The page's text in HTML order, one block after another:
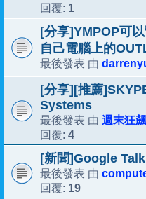
回覆: 1
[分享]YMPOP可
自己電腦上的
最後發表 由
[分享][推薦
Systems
最後發表 由 週末狂飆
回覆: 4
[新聞]Google
最後發表 由
回覆: 19